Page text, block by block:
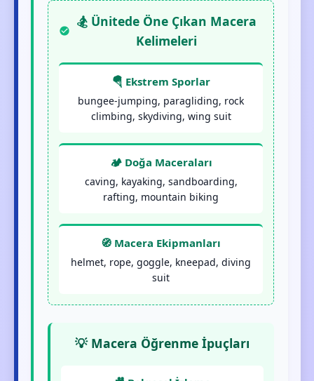
🏂 Ünitede Öne Çıkan Macera
Kelimeleri
🪂 Ekstrem Sporlar
bungee-jumping, paragliding, rock
climbing, skydiving, wing suit
🏕️ Doğa Maceraları
caving, kayaking, sandboarding,
rafting, mountain biking
🧭 Macera Ekipmanları
helmet, rope, goggle, kneepad, diving
suit
💡 Macera Öğrenme İpuçları